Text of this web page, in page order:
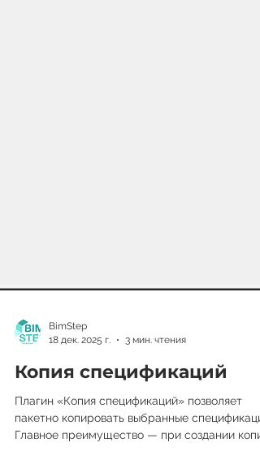
3 мин. чтения
Копия спецификаций
Плагин «Копия спецификаций» позволяет
пакетно копировать выбранные